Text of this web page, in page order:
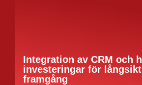
Integration av CRM och
investeringar för
framgång